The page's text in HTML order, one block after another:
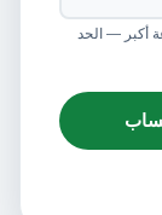
أكبر — الحد